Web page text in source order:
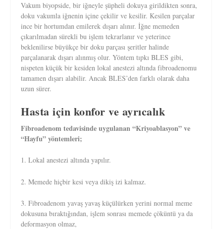
Vakum biyopside, bir iğneyle şüpheli dokuya girildikten sonra,
doku vakumla iğnenin içine çekilir ve kesilir. Kesilen parçalar
ince bir hortumdan emilerek dışarı alınır. İğne memeden
çıkarılmadan sürekli bu işlem tekrarlanır ve yeterince
beklenilirse büyükçe bir doku parçası şeritler halinde
parçalanarak dışarı alınmış olur. Yöntem tıpkı BLES gibi,
nispeten küçük bir kesiden lokal anestezi altında fibroadenomu
tamamen dışarı alabilir. Ancak BLES’den farklı olarak daha
uzun sürer.
Hasta için konfor ve ayrıcalık
Fibroadenom tedavisinde uygulanan “Kriyoablasyon” ve
“Hayfu” yöntemleri;
1. Lokal anestezi altında yapılır.
2. Memede hiçbir kesi veya dikiş izi kalmaz.
3. Fibroadenom yavaş yavaş küçülürken yerini normal meme
dokusuna bıraktığından, işlem sonrası memede çöküntü ya da
deformasyon olmaz,